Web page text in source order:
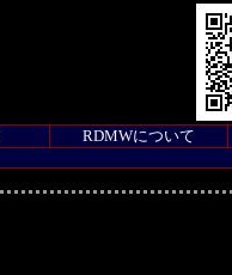
RDMWについて